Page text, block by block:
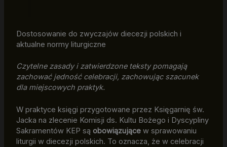
Dostosowanie do zwyczajów diecezji polskich i
aktualne normy liturgiczne
Czytelne zasady i zatwierdzone teksty pomagają
zachować jedność celebracji, zachowując szacunek
dla miejscowych praktyk.
W praktyce księgi przygotowane przez Księgarnię św.
Jacka na zlecenie Komisji ds. Kultu Bożego i Dyscypliny
Sakramentów KEP są obowiązującew sprawowaniu
liturgii w diecezji polskich. To oznacza, że w celebracji